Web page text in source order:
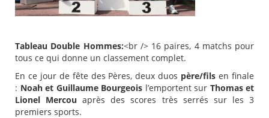
Tableau Double Hommes:<br /> 16 paires, 4 matchs pour
tous ce qui donne un classement complet.
En ce jour de fête des Pères, deux duos père/fils en finale
: Noah et Guillaume Bourgeois l’emportent sur Thomas et
Lionel Mercou après des scores très serrés sur les 3
premiers sports.